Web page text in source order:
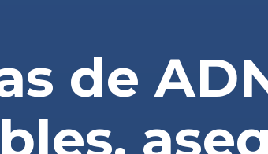
de